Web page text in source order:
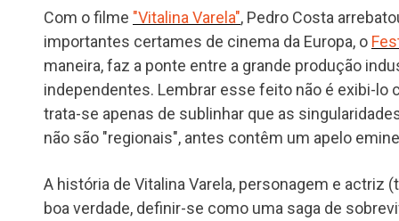
Com o filme "Vitalina Varela", Pedro Costa
importantes certames de cinema da Europa, o
maneira, faz a ponte entre a grande produção
independentes. Lembrar esse feito não é exibi-lo
trata-se apenas de sublinhar que as
não são "regionais", antes contêm um apelo
A história de Vitalina Varela, personagem e actriz
boa verdade, definir-se como uma saga de